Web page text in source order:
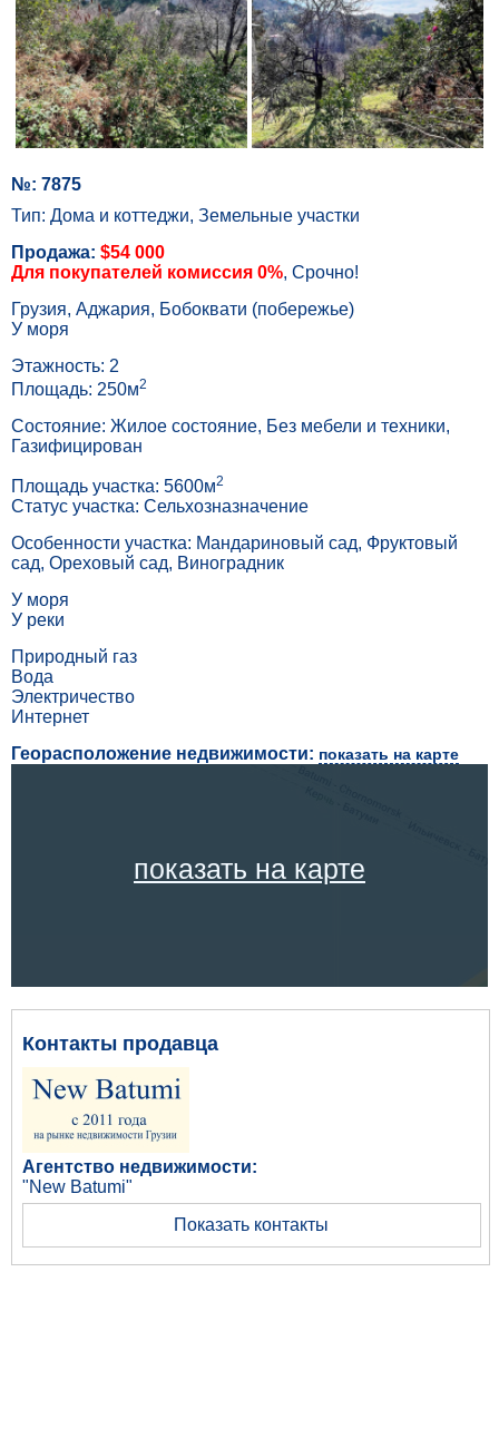
№: 7875
Тип: Дома и коттеджи, Земельные участки
Продажа: $54 000
Для покупателей комиссия 0%, Срочно!
Грузия, Аджария, Бобоквати (побережье)
У моря
Этажность: 2
Площадь: 250м2
Состояние: Жилое состояние, Без мебели и техники,
Газифицирован
Площадь участка: 5600м2
Статус участка: Сельхозназначение
Особенности участка: Мандариновый сад, Фруктовый
сад, Ореховый сад, Виноградник
У моря
У реки
Природный газ
Вода
Электричество
Интернет
Георасположение недвижимости: показать на карте
показать на карте
Контакты продавца
Агентство недвижимости:
"New Batumi"
Показать контакты